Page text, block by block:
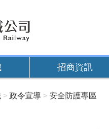
招商資訊
政令宣導 安全防護專區